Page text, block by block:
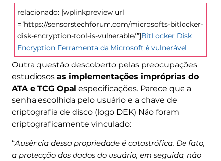
relacionado: [wplinkpreview url
=”https://sensorstechforum.com/microsofts-bitlocker-
disk-encryption-tool-is-vulnerable/”]BitLocker Disk
Encryption Ferramenta da Microsoft é vulnerável
Outra questão descoberto pelas preocupações
estudiosos as implementações impróprias do
ATA e TCG Opal especificações. Parece que a
senha escolhida pelo usuário e a chave de
criptografia de disco (logo DEK) Não foram
criptograficamente vinculado:
“Ausência dessa propriedade é catastrófica. De fato,
a protecção dos dados do usuário, em seguida, não